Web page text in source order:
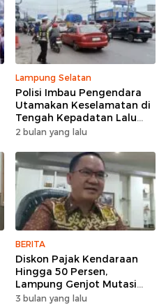
Lampung Selatan
Polisi Imbau Pengendara
Utamakan Keselamatan di
Tengah Kepadatan Lalu
Lintas Pagi Hari
2 bulan yang lalu
BERITA
Diskon Pajak Kendaraan
Hingga 50 Persen,
Lampung Genjot Mutasi
Kendaraan Luar Daerah
3 bulan yang lalu